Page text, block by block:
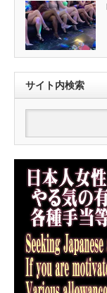
サイト内検索